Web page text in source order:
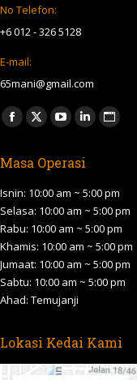
No Telefon:
+6 012 - 326 5128
E-mail:
65mani@gmail.com
Find us on:
Facebook
opens
in
new
window
X
opens
in
new
window
YouTube
opens
in
new
window
Linkedin
opens
in
new
window
in
new
Masa Operasi
Isnin: 10:00 am ~ 5:00 pm
Selasa: 10:00 am ~ 5:00 pm
Rabu: 10:00 am ~ 5:00 pm
Khamis: 10:00 am ~ 5:00 pm
Jumaat: 10:00 am ~ 5:00 pm
Sabtu: 10:00 am ~ 5:00 pm
Ahad: Temujanji
Lokasi Kedai Kami